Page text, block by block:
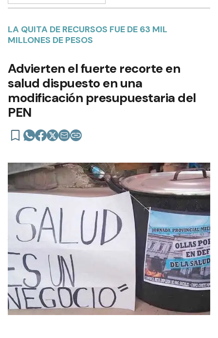
LA QUITA DE RECURSOS FUE DE 63 MIL
MILLONES DE PESOS
Advierten el fuerte recorte en
salud dispuesto en una
modificación presupuestaria del
PEN